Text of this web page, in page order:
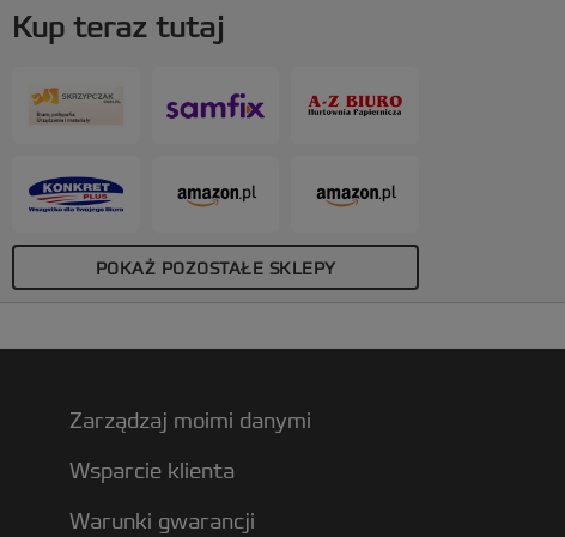
bezbłędne zakładanie folii. Folie są
dostępne w gramaturach od ultracienkich
Kup teraz tutaj
POKAŻ POZOSTAŁE SKLEPY
Zarządzaj moimi danymi
Wsparcie klienta
Warunki gwarancji